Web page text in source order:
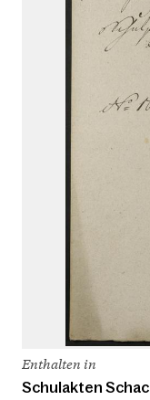
Enthalten in
Schulakten